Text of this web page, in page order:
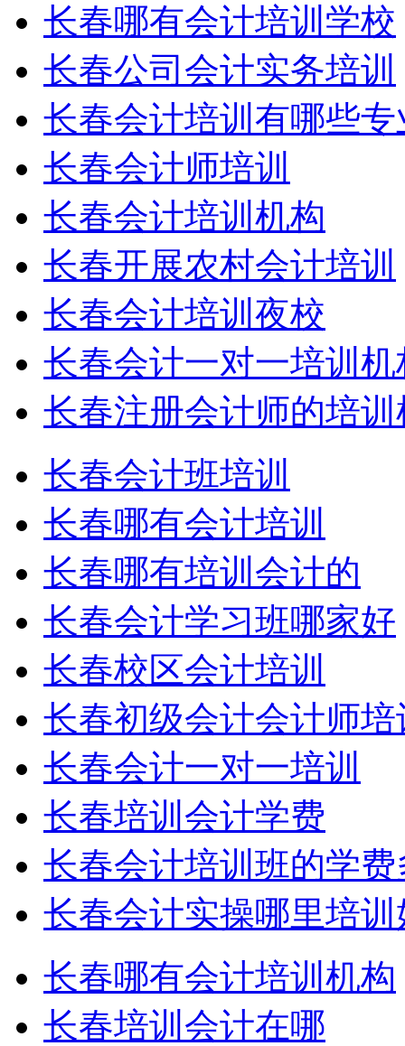
长春哪有会计培训学校
长春公司会计实务培训
长春会计培训有哪些专
长春会计师培训
长春会计培训机构
长春开展农村会计培训
长春会计培训夜校
长春会计一对一培训机
长春注册会计师的培
长春会计班培训
长春哪有会计培训
长春哪有培训会计的
长春会计学习班哪家好
长春校区会计培训
长春初级会计会计师培
长春会计一对一培训
长春培训会计学费
长春会计培训班的学费
长春会计实操哪里培训
长春哪有会计培训机构
长春培训会计在哪